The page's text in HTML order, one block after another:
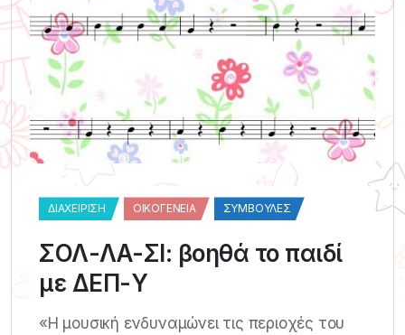
ΔΙΑΧΕΊΡΙΣΗ ΟΙΚΟΓΈΝΕΙΑ ΣΥΜΒΟΥΛΈΣ
ΣΟΛ-ΛΑ-ΣΙ: βοηθά το παιδί
με ΔΕΠ-Υ
«Η μουσική ενδυναμώνει τις περιοχές του